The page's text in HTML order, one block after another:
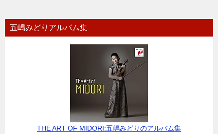
五嶋みどりアルバム集
THE ART OF MIDORI:五嶋みどりのアルバム集